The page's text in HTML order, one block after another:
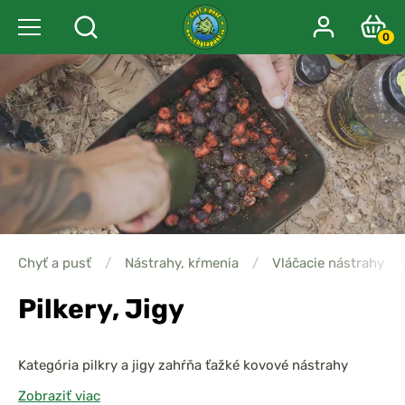
0
Chyť a pusť / Nástrahy, kŕmenia / Vláčacie nástrahy
Pilkery, Jigy
Kategória pilkry a jigy zahŕňa ťažké kovové nástrahy
určené predovšetkým pre morský rybolov, ktoré vynikajú
Zobraziť viac